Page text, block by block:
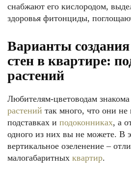
снабжают его кислородом,
здоровья фитонциды,
Варианты
стен в квартире:
растений
Любителям-цветоводам знакома
растений так много, что они
подставках и подоконниках, а
одного из них вы не можете. В
вертикальное озеленение –
малогабаритных квартир.